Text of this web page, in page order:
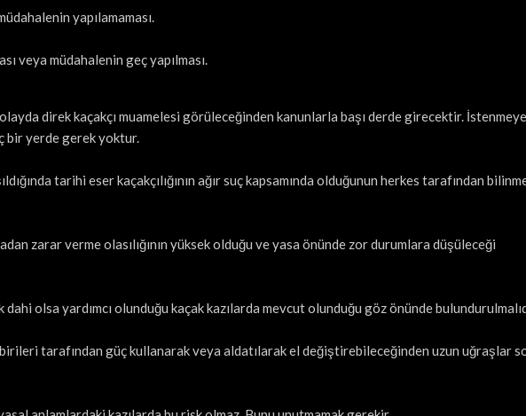
yapılamaması.
veya müdahalenin geç yapılması.
direk kaçakçı muamelesi görüleceğinden kanunlarla başı derde girecektir.
bir yerde gerek yoktur.
tarihi eser kaçakçılığının ağır suç kapsamında olduğunun herkes tarafından
zarar verme olasılığının yüksek olduğu ve yasa önünde zor durumlara düşüleceği
dahi olsa yardımcı olunduğu kaçak kazılarda mevcut olunduğu göz önünde
birileri tarafından güç kullanarak veya aldatılarak el değiştirebileceğinden uzun uğraşlar